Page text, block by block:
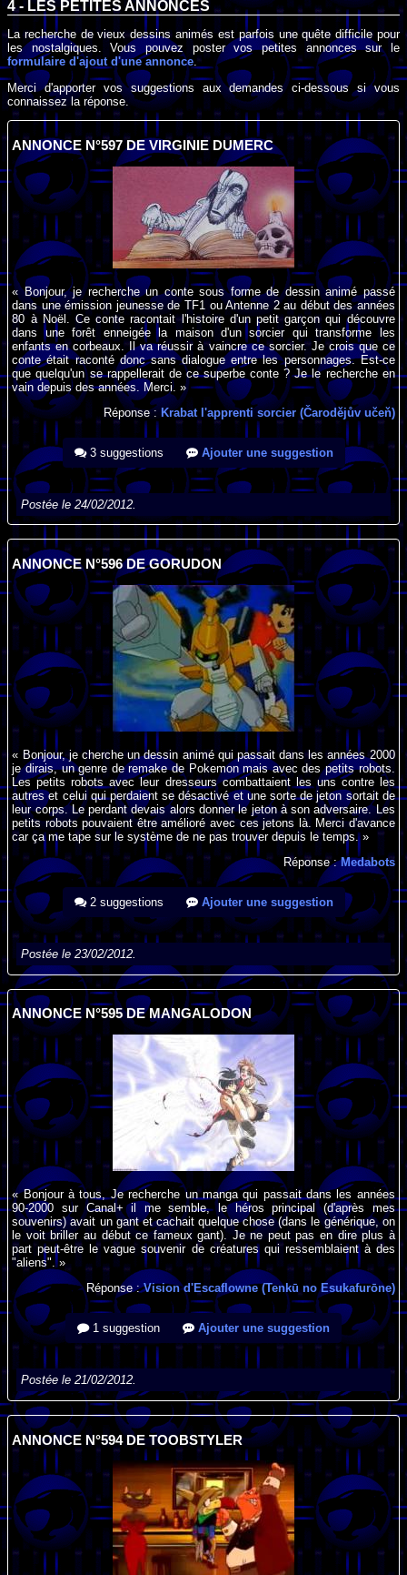
4 - LES PETITES ANNONCES
La recherche de vieux dessins animés est parfois une quête difficile pour
les nostalgiques. Vous pouvez poster vos petites annonces sur le
formulaire d'ajout d'une annonce.
Merci d'apporter vos suggestions aux demandes ci-dessous si vous
connaissez la réponse.
ANNONCE N°597 DE VIRGINIE DUMERC
« Bonjour, je recherche un conte sous forme de dessin animé passé
dans une émission jeunesse de TF1 ou Antenne 2 au début des années
80 à Noël. Ce conte racontait l'histoire d'un petit garçon qui découvre
dans une forêt enneigée la maison d'un sorcier qui transforme les
enfants en corbeaux. Il va réussir à vaincre ce sorcier. Je crois que ce
conte était raconté donc sans dialogue entre les personnages. Est-ce
que quelqu'un se rappellerait de ce superbe conte ? Je le recherche en
vain depuis des années. Merci. »
Réponse : Krabat l'apprenti sorcier (Čarodějův učeň)
3 suggestions Ajouter une suggestion
Postée le 24/02/2012.
ANNONCE N°596 DE GORUDON
« Bonjour, je cherche un dessin animé qui passait dans les années 2000
je dirais, un genre de remake de Pokemon mais avec des petits robots.
Les petits robots avec leur dresseurs combattaient les uns contre les
autres et celui qui perdaient se désactivé et une sorte de jeton sortait de
leur corps. Le perdant devais alors donner le jeton à son adversaire. Les
petits robots pouvaient être amélioré avec ces jetons là. Merci d'avance
car ça me tape sur le système de ne pas trouver depuis le temps. »
Réponse :Medabots
2 suggestions Ajouter une suggestion
Postée le 23/02/2012.
ANNONCE N°595 DE MANGALODON
« Bonjour à tous, Je recherche un manga qui passait dans les années
90-2000 sur Canal+ il me semble, le héros principal (d'après mes
souvenirs) avait un gant et cachait quelque chose (dans le générique, on
le voit briller au début ce fameux gant). Je ne peut pas en dire plus à
part peut-être le vague souvenir de créatures qui ressemblaient à des
"aliens". »
Réponse :Vision d'Escaflowne (Tenkū no Esukafurōne)
1 suggestion Ajouter une suggestion
Postée le 21/02/2012.
ANNONCE N°594 DE TOOBSTYLER